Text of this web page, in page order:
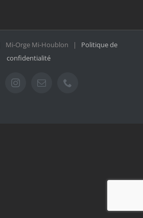
Mi-Orge Mi-Houblon | Politique de
confidentialité
InstagramEmail